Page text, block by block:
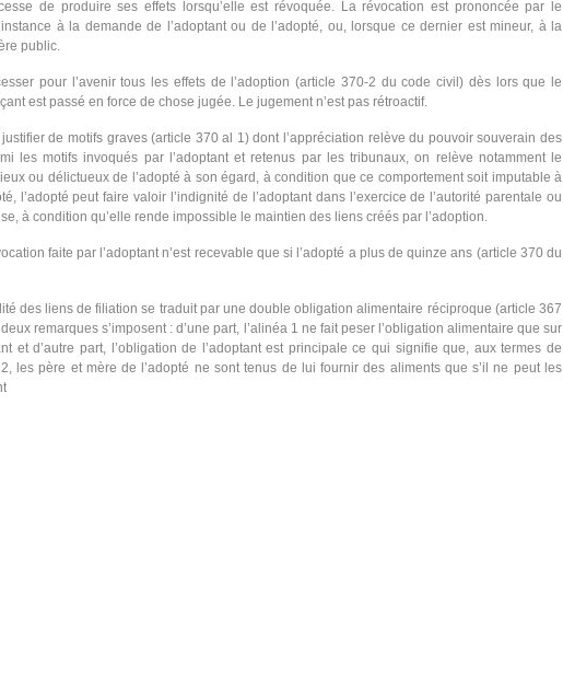
de produire ses effets lorsqu’elle est révoquée. La révocation est prononcée par le
à la demande de l’adoptant ou de l’adopté, ou, lorsque ce dernier est mineur, à la
public.
pour l’avenir tous les effets de l’adoption (article 370-2 du code civil) dès lors que le
est passé en force de chose jugée. Le jugement n’est pas rétroactif.
de motifs graves (article 370 al 1) dont l’appréciation relève du pouvoir souverain des
les motifs invoqués par l’adoptant et retenus par les tribunaux, on relève notamment le
ou délictueux de l’adopté à son égard, à condition que ce comportement soit imputable à
l’adopté peut faire valoir l’indignité de l’adoptant dans l’exercice de l’autorité parentale ou
à condition qu’elle rende impossible le maintien des liens créés par l’adoption.
faite par l’adoptant n’est recevable que si l’adopté a plus de quinze ans (article 370 du
des liens de filiation se traduit par une double obligation alimentaire réciproque (article 367
remarques s’imposent : d’une part, l’alinéa 1 ne fait peser l’obligation alimentaire que sur
et d’autre part, l’obligation de l’adoptant est principale ce qui signifie que, aux termes de
2, les père et mère de l’adopté ne sont tenus de lui fournir des aliments que s’il ne peut les